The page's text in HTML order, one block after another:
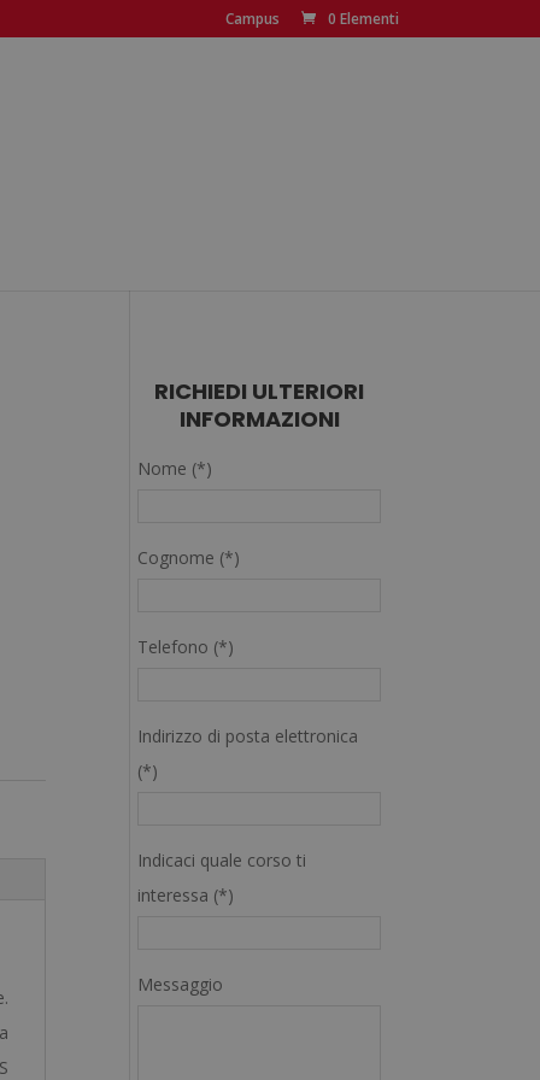
Campus 0 Elementi
RICHIEDI ULTERIORI
INFORMAZIONI
Nome (*)
Cognome (*)
Telefono (*)
Indirizzo di posta elettronica
(*)
Indicaci quale corso ti
interessa (*)
Messaggio